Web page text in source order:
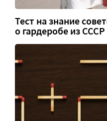
Тест на знание
о гардеробе из СССР